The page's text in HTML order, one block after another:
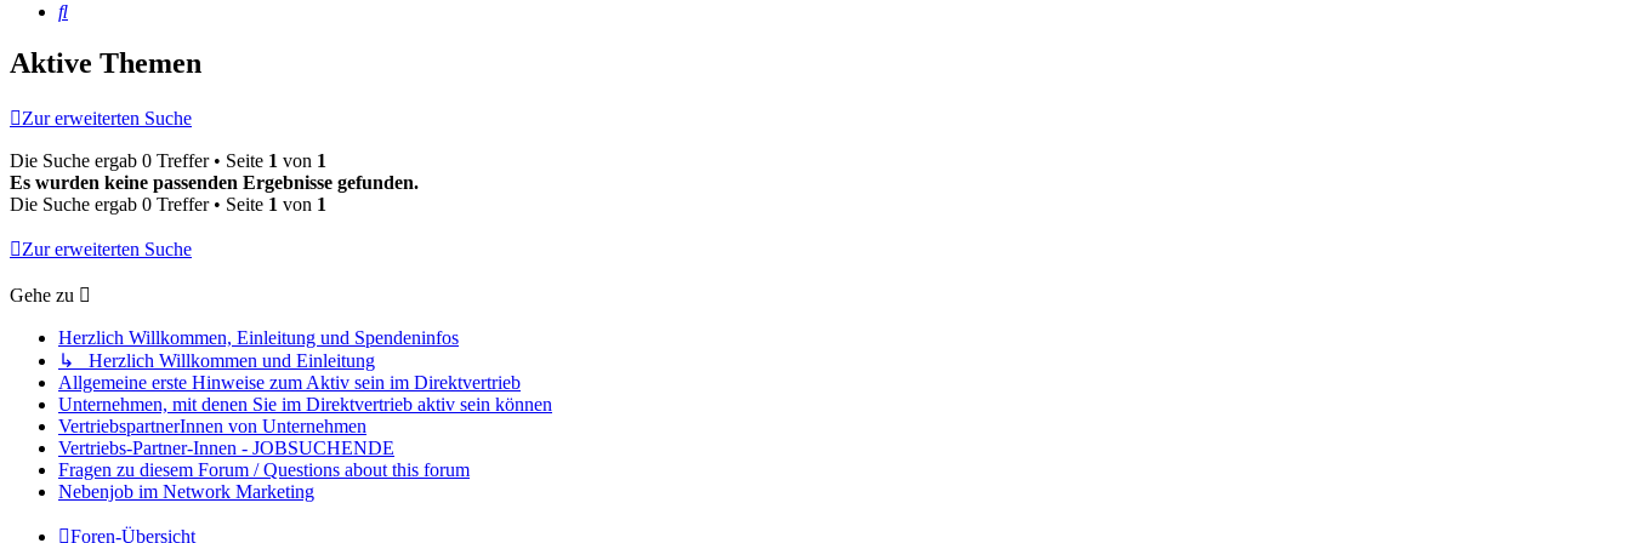
Suche
Aktive Themen
Zur erweiterten Suche
Die Suche ergab 0 Treffer • Seite 1 von 1
Es wurden keine passenden Ergebnisse gefunden.
Die Suche ergab 0 Treffer • Seite 1 von 1
Zur erweiterten Suche
Gehe zu
Herzlich Willkommen, Einleitung und Spendeninfos
↳ Herzlich Willkommen und Einleitung
Allgemeine erste Hinweise zum Aktiv sein im Direktvertrieb
Unternehmen, mit denen Sie im Direktvertrieb aktiv sein können
VertriebspartnerInnen von Unternehmen
Vertriebs-Partner-Innen - JOBSUCHENDE
Fragen zu diesem Forum / Questions about this forum
Nebenjob im Network Marketing
Foren-Übersicht